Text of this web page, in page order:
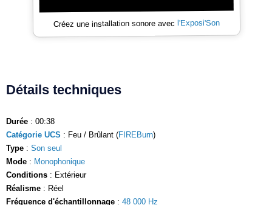
Créez une installation sonore avecl'Exposi'Son
Détails techniques
Durée : 00:38
Catégorie UCS : Feu / Brûlant (FIREBurn)
Type : Son seul
Mode : Monophonique
Conditions : Extérieur
Réalisme : Réel
Fréquence d'échantillonnage : 48 000 Hz